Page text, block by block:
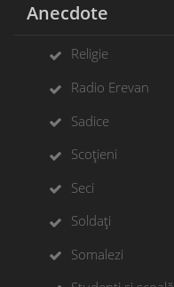
Anecdote
Religie
Radio Erevan
Sadice
Scoțieni
Seci
Soldați
Somalezi